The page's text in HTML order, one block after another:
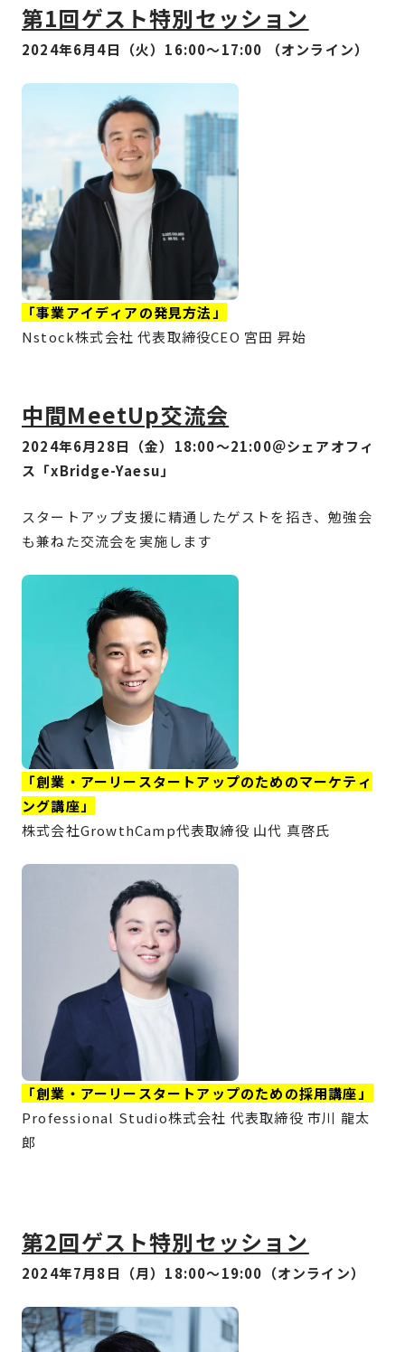
第1回ゲスト特別セッション
2024年6月4日（火）16:00〜17:00 （オンライン）
「事業アイディアの発見方法 」
Nstock株式会社 代表取締役CEO 宮田 昇始
中間MeetUp交流会
2024年6月28日（金）18:00〜21:00＠シェアオフィ
ス「xBridge-Yaesu」
スタートアップ支援に精通したゲストを招き、勉強会
も兼ねた交流会を実施します
「創業・アーリースタートアップのためのマーケティ
ング講座 」
株式会社GrowthCamp代表取締役 山代 真啓氏
「創業・アーリースタートアップのための採用講座」
Professional Studio株式会社 代表取締役 市川 龍太
郎
第2回ゲスト特別セッション
2024年7月8日（月）18:00〜19:00（オンライン）